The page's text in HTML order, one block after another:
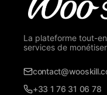
La plateforme tout-
services de
+33 1 76 31 06 78